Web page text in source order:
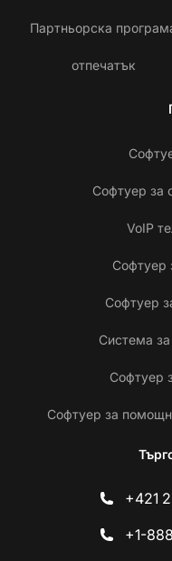
Партньорска
отпечатък
Софтуер за
VoIP
Софтуер
Софтуер
Система
Софтуер
Софтуер за
+421
+1-